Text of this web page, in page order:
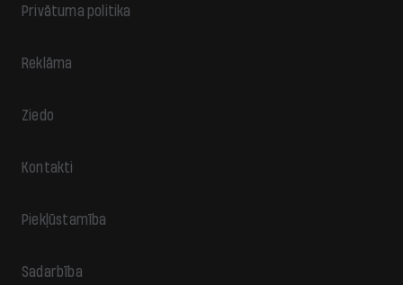
Privātuma politika
Reklāma
Ziedo
Kontakti
Piekļūstamība
Sadarbība